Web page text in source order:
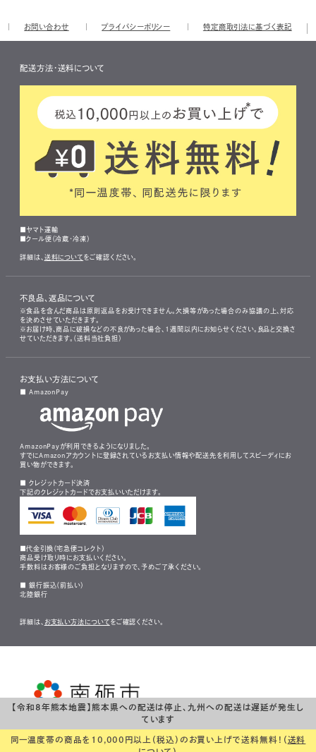
【令和8年熊本地震】熊本県への配送は停止、九州への配送は遅延が発生し
ています
同一温度帯の商品を10,000円以上（税込）のお買い上げで送料無料！（送料
お問い合わせ プライバシーポリシー 特定商取引法に基づく表記
配送方法・送料について
■ヤマト運輸
■クール便（冷蔵・冷凍）
詳細は、 送料について をご確認ください。
不良品、返品について
※食品を含んだ商品は原則返品をお受けできません。欠損等があった場合のみ協議の上、対応
を決めさせていただきます。
※お届け時、商品に破損などの不良があった場合、1週間以内にお知らせください。良品と交換さ
せていただきます。（送料当社負担）
お支払い方法について
■ AmazonPay
AmazonPayが利用できるようになりました。
すでにAmazonアカウントに登録されているお支払い情報や配送先を利用してスピーディにお
買い物ができます。
■ クレジットカード決済
下記のクレジットカードでお支払いいただけます。
■代金引換（宅急便コレクト）
商品受け取り時にお支払いください。
手数料はお客様のご負担となりますので、予めご了承ください。
■ 銀行振込（前払い）
北陸銀行
詳細は、 お支払い方法について をご確認ください。